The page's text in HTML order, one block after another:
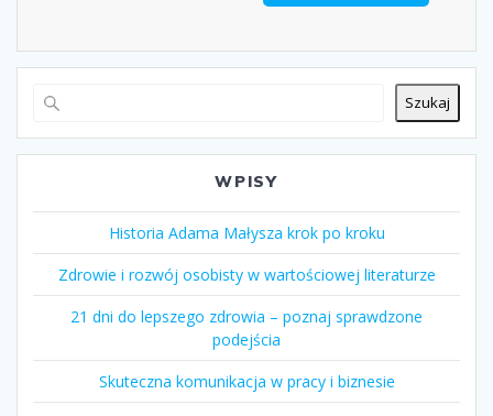
Szukaj
WPISY
Historia Adama Małysza krok po kroku
Zdrowie i rozwój osobisty w wartościowej literaturze
21 dni do lepszego zdrowia – poznaj sprawdzone
podejścia
Skuteczna komunikacja w pracy i biznesie